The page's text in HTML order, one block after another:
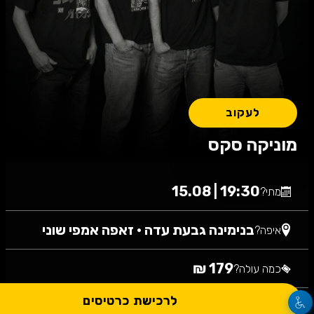
מוניקה סקס
לעקוב
מתי?19:30 | 15.08
איפה?בנימינה גבעת עדה • זאפה אמפי שוני
כמה עולה?179 ₪
לרכישת כרטיסים